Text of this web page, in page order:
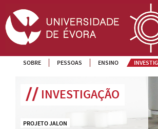
SOBRE PESSOAS ENSINO
INVESTIGAÇÃO
PROJETO JALON